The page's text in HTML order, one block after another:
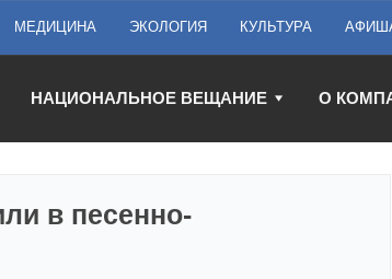
МЕДИЦИНА ЭКОЛОГИЯ КУЛЬТУРА
НАЦИОНАЛЬНОЕ ВЕЩАНИЕ О
в песенно-